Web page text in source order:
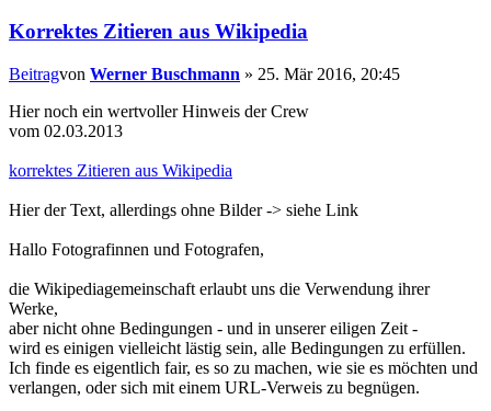
Korrektes Zitieren aus Wikipedia
Beitragvon Werner Buschmann » 25. Mär 2016, 20:45
Hier noch ein wertvoller Hinweis der Crew
vom 02.03.2013
korrektes Zitieren aus Wikipedia
Hier der Text, allerdings ohne Bilder -> siehe Link
Hallo Fotografinnen und Fotografen,
die Wikipediagemeinschaft erlaubt uns die Verwendung ihrer
Werke,
aber nicht ohne Bedingungen - und in unserer eiligen Zeit -
wird es einigen vielleicht lästig sein, alle Bedingungen zu erfüllen.
Ich finde es eigentlich fair, es so zu machen, wie sie es möchten und
verlangen, oder sich mit einem URL-Verweis zu begnügen.